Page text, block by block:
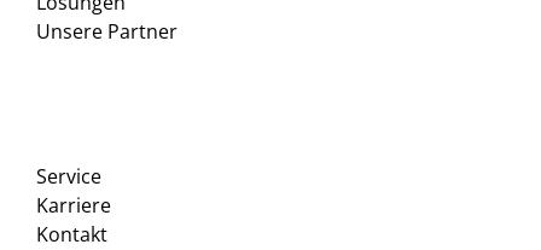
Unsere Partner
Service
Karriere
Kontakt